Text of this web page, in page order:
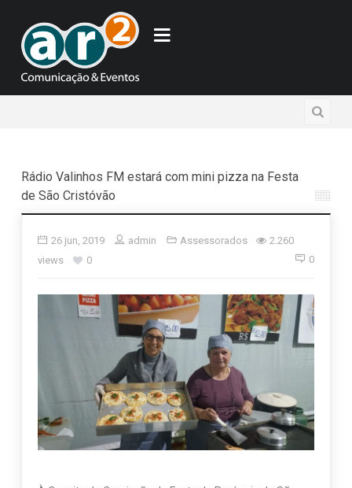
Rádio Valinhos FM estará com mini pizza na Festa
de São Cristóvão
26 jun, 2019 admin Assessorados
2.260
views
0 0